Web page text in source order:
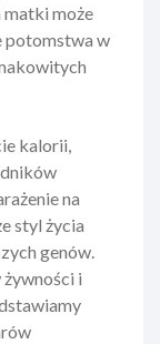
matki może
potomstwa w
kalorii,
na
styl życia
genów.
i